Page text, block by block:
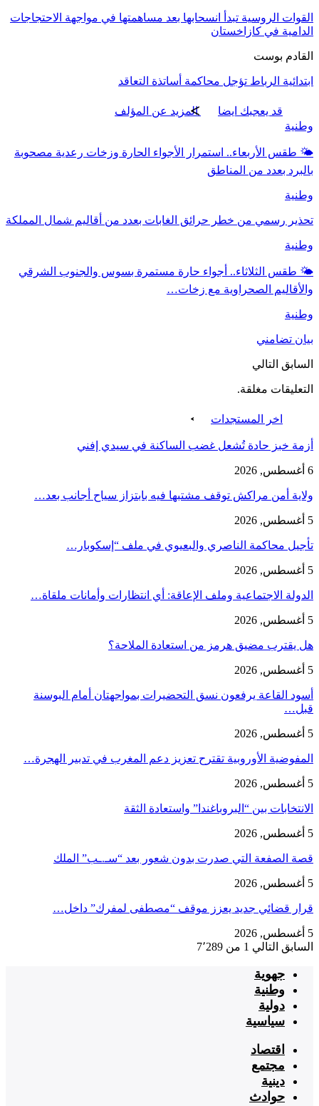
القوات الروسية تبدأ انسحابها بعد مساهمتها في مواجهة الاحتجاجات
الدامية في كازاخستان
القادم بوست
ابتدائية الرباط تؤجل محاكمة أساتذة التعاقد
قد يعجبك ايضا
المزيد عن المؤلف
وطنية
🌤️ طقس الأربعاء.. استمرار الأجواء الحارة وزخات رعدية مصحوبة
بالبرد بعدد من المناطق
وطنية
تحذير رسمي من خطر حرائق الغابات بعدد من أقاليم شمال المملكة
وطنية
🌤️ طقس الثلاثاء.. أجواء حارة مستمرة بسوس والجنوب الشرقي
والأقاليم الصحراوية مع زخات…
وطنية
بيان تضامني
السابق التالي
التعليقات مغلقة.
اخر المستجدات
أزمة خبز حادة تُشعل غضب الساكنة في سيدي إفني
6 أغسطس, 2026
ولاية أمن مراكش توقف مشتبها فيه بابتزاز سياح أجانب بعد…
5 أغسطس, 2026
تأجيل محاكمة الناصري والبعيوي في ملف “إسكوبار…
5 أغسطس, 2026
الدولة الاجتماعية وملف الإعاقة: أي انتظارات وأمانات ملقاة…
5 أغسطس, 2026
هل يقترب مضيق هرمز من استعادة الملاحة؟
5 أغسطس, 2026
أسود القاعة يرفعون نسق التحضيرات بمواجهتان أمام البوسنة
قبل…
5 أغسطس, 2026
المفوضية الأوروبية تقترح تعزيز دعم المغرب في تدبير الهجرة…
5 أغسطس, 2026
الانتخابات بين “البروباغندا” واستعادة الثقة
5 أغسطس, 2026
قصة الصفعة التي صدرت بدون شعور بعد “سـ.ـب” الملك
5 أغسطس, 2026
قرار قضائي جديد يعزز موقف “مصطفى لمفرك” داخل…
5 أغسطس, 2026
السابق التالي 1 من 7٬289
جهوية
وطنية
دولية
سياسية
اقتصاد
مجتمع
دينية
حوادث